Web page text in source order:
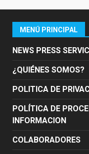
MENÚ PRINCIPAL
NEWS PRESS
¿QUIÉNES SOMOS?
POLITICA DE
POLÍTICA DE
INFORMACION
COLABORADORES